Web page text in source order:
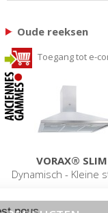
Oude reeksen
Toegang tot e-
VORAX®
Dynamisch - Kleine